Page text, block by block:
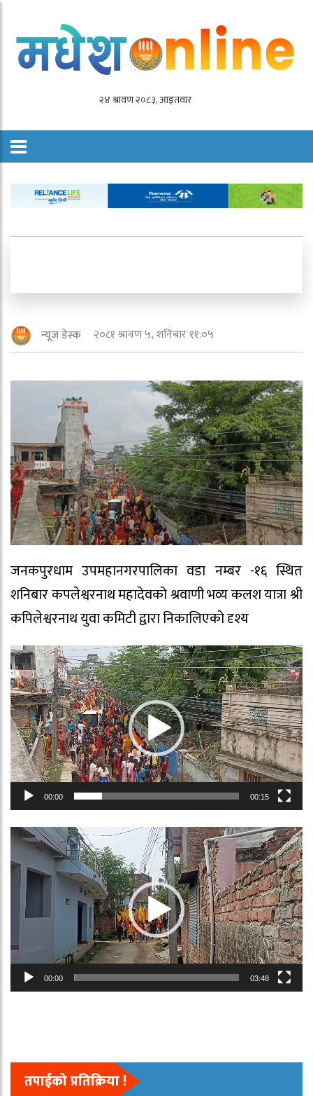
न्यूज डेस्क २०८१ श्रावण ५, शनिबार ११:०५
जनकपुरधाम उपमहानगरपालिका वडा नम्बर -१६ स्थित
शनिबार कपलेश्वरनाथ महादेवको श्रवाणी भव्य कलश यात्रा श्री
कपिलेश्वरनाथ युवा कमिटी द्वारा निकालिएको दृश्य
Video
Player
00:00 00:15
Video
Player
00:00 03:48
तपाईको प्रतिक्रिया !